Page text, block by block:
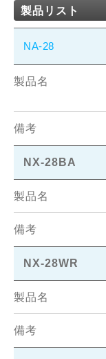
製品リスト
NA-28
NX-28BA
NX-28WR